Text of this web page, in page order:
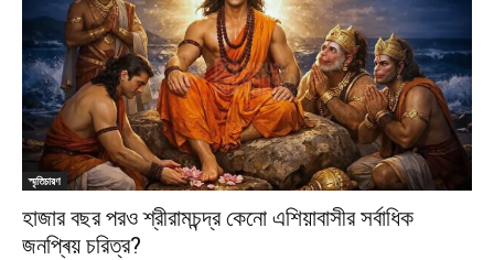
স্মৃতিচারণ
হাজার বছর পরও শ্রীরামচন্দ্র কেনো এশিয়াবাসীর সর্বাধিক
জনপ্ৰিয় চরিত্র?